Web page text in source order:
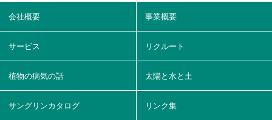
会社概要 事業概要
サービス リクルート
植物の病気の話 太陽と水と土
サングリンカタログ リンク集